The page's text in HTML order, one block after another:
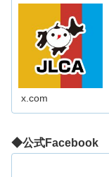
x.com
◆公式Facebook